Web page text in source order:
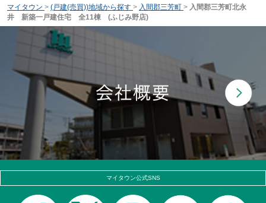
マイタウン > (戸建(売買))地域から探す > 入間郡三芳町 > 入間郡三芳町北永
井 新築一戸建住宅 全11棟 (ふじみ野店)
マイタウン公式SNS